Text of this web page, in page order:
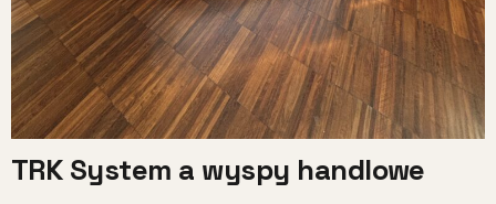
TRK System a wyspy handlowe